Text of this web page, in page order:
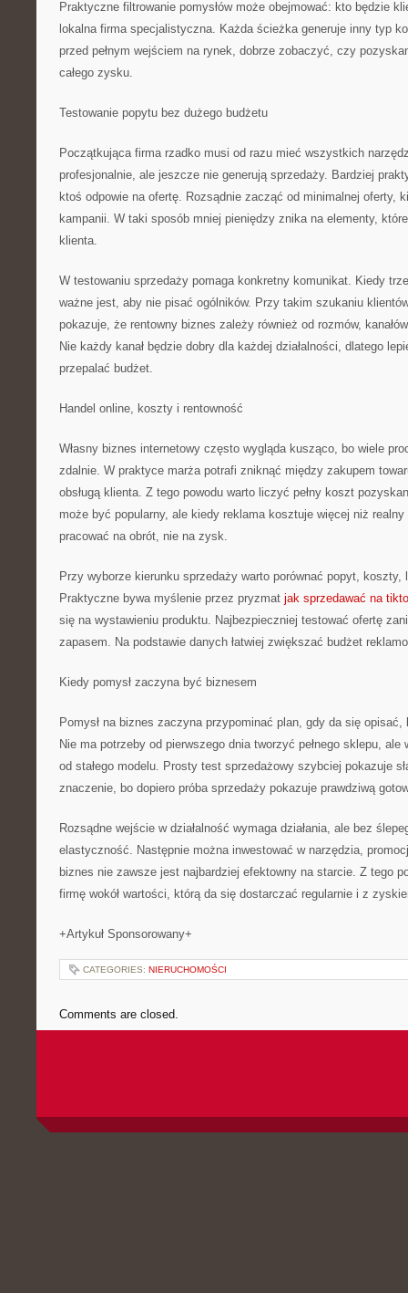
Praktyczne filtrowanie pomysłów może obejmować: kto będzie
lokalna firma specjalistyczna. Każda ścieżka generuje inny typ
przed pełnym wejściem na rynek, dobrze zobaczyć, czy
całego zysku.
Testowanie popytu bez dużego budżetu
Początkująca firma rzadko musi od razu mieć wszystkich
profesjonalnie, ale jeszcze nie generują sprzedaży. Bardziej
ktoś odpowie na ofertę. Rozsądnie zacząć od minimalnej oferty,
kampanii. W taki sposób mniej pieniędzy znika na elementy,
klienta.
W testowaniu sprzedaży pomaga konkretny komunikat. Kiedy
ważne jest, aby nie pisać ogólników. Przy takim szukaniu
pokazuje, że rentowny biznes zależy również od rozmów,
Nie każdy kanał będzie dobry dla każdej działalności, dlatego
przepalać budżet.
Handel online, koszty i rentowność
Własny biznes internetowy często wygląda kusząco, bo wiele
zdalnie. W praktyce marża potrafi zniknąć między zakupem
obsługą klienta. Z tego powodu warto liczyć pełny koszt
może być popularny, ale kiedy reklama kosztuje więcej niż
pracować na obrót, nie na zysk.
Przy wyborze kierunku sprzedaży warto porównać popyt,
Praktyczne bywa myślenie przez pryzmat jak sprzedawać na
się na wystawieniu produktu. Najbezpieczniej testować ofertę
zapasem. Na podstawie danych łatwiej zwiększać budżet
Kiedy pomysł zaczyna być biznesem
Pomysł na biznes zaczyna przypominać plan, gdy da się
Nie ma potrzeby od pierwszego dnia tworzyć pełnego sklepu,
od stałego modelu. Prosty test sprzedażowy szybciej pokazuje
znaczenie, bo dopiero próba sprzedaży pokazuje prawdziwą
Rozsądne wejście w działalność wymaga działania, ale bez
elastyczność. Następnie można inwestować w narzędzia,
biznes nie zawsze jest najbardziej efektowny na starcie. Z tego
firmę wokół wartości, którą da się dostarczać regularnie i z
+Artykuł Sponsorowany+
CATEGORIES: NIERUCHOMOŚCI
Comments are closed.